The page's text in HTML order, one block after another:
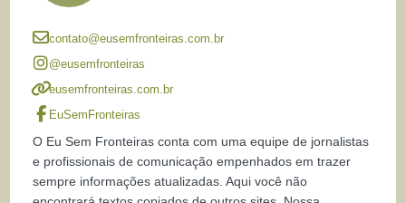
contato@eusemfronteiras.com.br
@eusemfronteiras
eusemfronteiras.com.br
EuSemFronteiras
O Eu Sem Fronteiras conta com uma equipe de jornalistas
e profissionais de comunicação empenhados em trazer
sempre informações atualizadas. Aqui você não